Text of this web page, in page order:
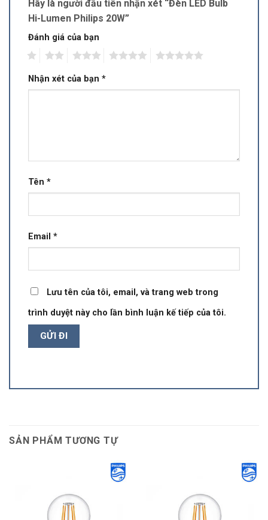
Hãy là người đầu tiên nhận xét “Đèn LED Bulb
Hi-Lumen Philips 20W”
Đánh giá của bạn
Nhận xét của bạn *
Tên *
Email *
Lưu tên của tôi, email, và trang web trong
trình duyệt này cho lần bình luận kế tiếp của tôi.
SẢN PHẨM TƯƠNG TỰ